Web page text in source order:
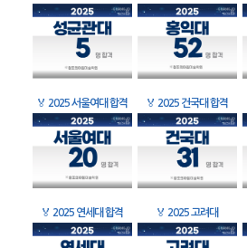
🏅 2025 서울여대 합격 🏅 2025 건국대 합격
🏅 2025 연세대 합격 🏅 2025 고려대